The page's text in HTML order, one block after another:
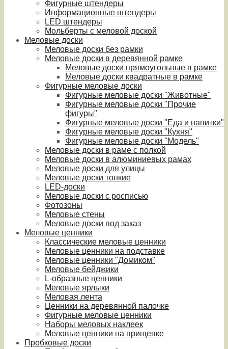
Фигурные штендеры
Информационные штендеры
LED штендеры
Мольберты с меловой доской
Меловые доски
Меловые доски без рамки
Меловые доски в деревянной рамке
Меловые доски прямоугольные в рамке
Меловые доски квадратные в рамке
Фигурные меловые доски
Фигурные меловые доски "Животные"
Фигурные меловые доски "Прочие
фигуры"
Фигурные меловые доски "Еда и напитки"
Фигурные меловые доски "Кухня"
Фигурные меловые доски "Модель"
Меловые доски в раме с полкой
Меловые доски в алюминиевых рамах
Меловые доски для улицы
Меловые доски тонкие
LED-доски
Меловые доски с росписью
Фотозоны
Меловые стены
Меловые доски под заказ
Меловые ценники
Классические меловые ценники
Меловые ценники на подставке
Меловые ценники "Домиком"
Меловые бейджики
L-образные ценники
Меловые ярлыки
Меловая лента
Ценники на деревянной палочке
Фигурные меловые ценники
Наборы меловых наклеек
Меловые ценники на прищепке
Пробковые доски